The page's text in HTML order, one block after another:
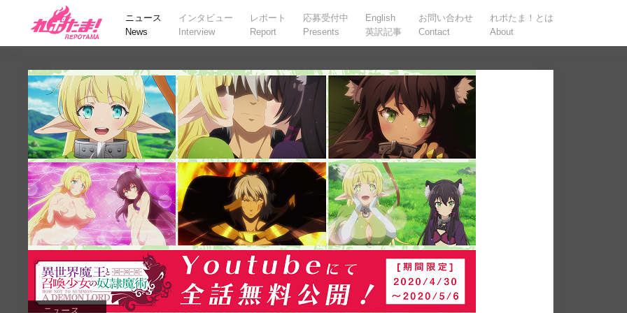
ニュース
News
インタビュー
Interview
レポート
Report
応募受付中
Presents
English
英訳記事
お問い合わせ
Contact
れポたま！とは
About
ニュース